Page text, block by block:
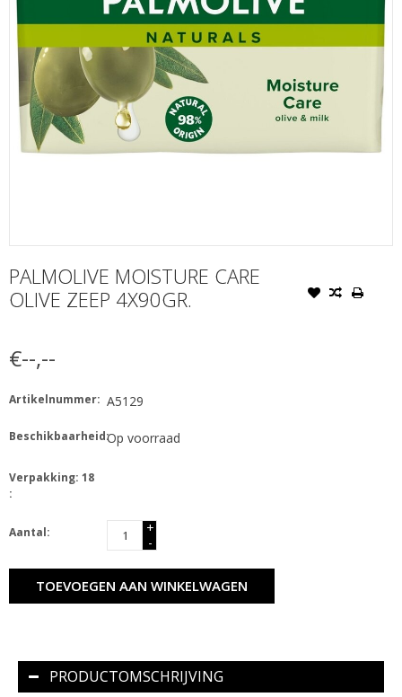
PALMOLIVE MOISTURE CARE
OLIVE ZEEP 4X90GR.
€--,--
Artikelnummer: A5129
Beschikbaarheid:Op voorraad
Verpakking: 18
:
Aantal:
+
-
TOEVOEGEN AAN WINKELWAGEN
PRODUCTOMSCHRIJVING